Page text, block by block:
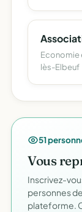
Economie
lès-Elbeuf
51
Vous
Inscrivez-
personnes
plateforme.